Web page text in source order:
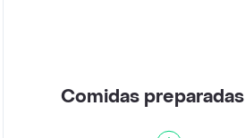
Comidas preparadas